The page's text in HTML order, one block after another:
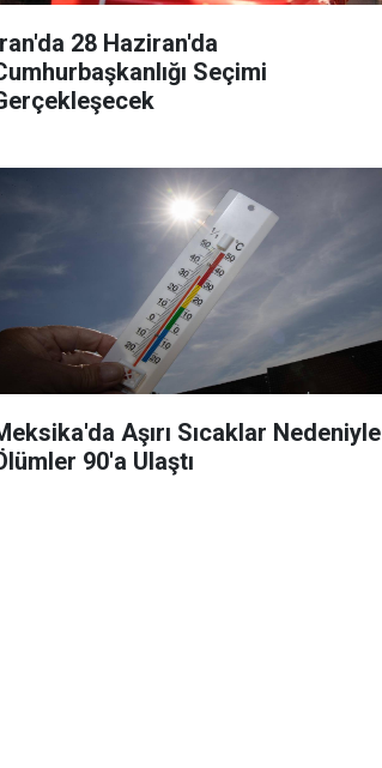
28 Haziran'da
Seçimi
Aşırı Sıcaklar Nedeniyle
90'a Ulaştı